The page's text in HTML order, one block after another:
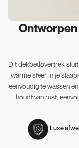
Dit dekbedovertrek
warme sfeer in je
eenvoudig te wassen
houdt van rust,
Luxe